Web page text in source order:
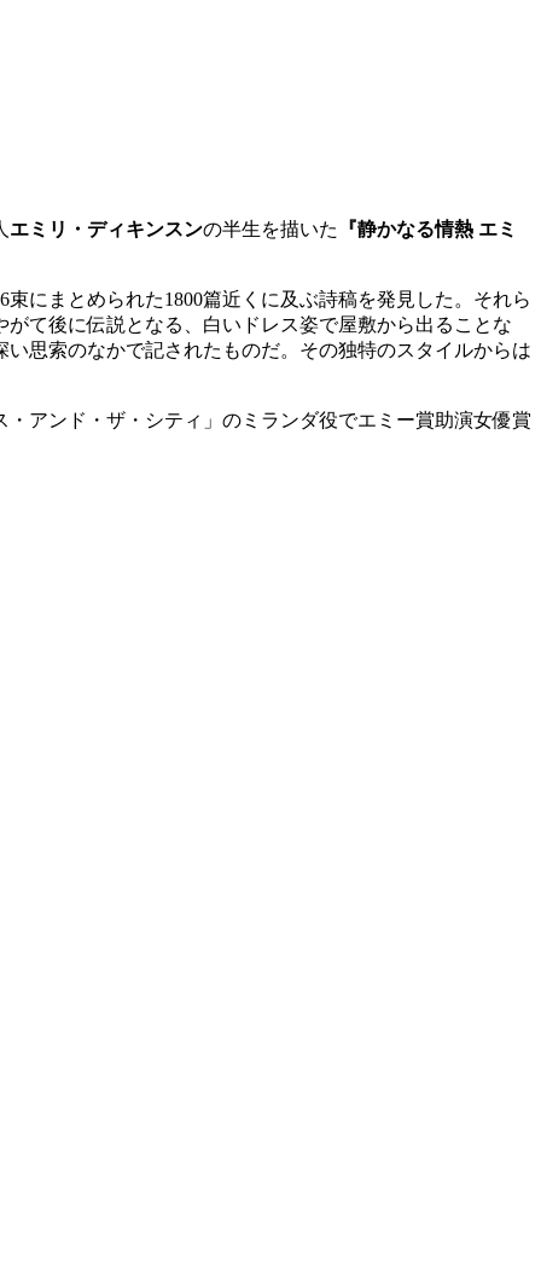
エミリ・ディキンスンの半生を描いた 『静かなる情熱 エミ
にまとめられた1800篇近くに及ぶ詩稿を発見した。それら
て後に伝説となる、白いドレス姿で屋敷から出ることな
思索のなかで記されたものだ。その独特のスタイルからは
アンド・ザ・シティ」のミランダ役でエミー賞助演女優賞